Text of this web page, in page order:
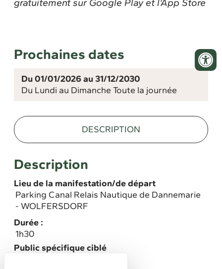
Prochaines dates
Du 01/01/2026 au 31/12/2030
Du Lundi au Dimanche Toute la journée
DESCRIPTION
Description
Lieu de la manifestation/de départ
Parking Canal Relais Nautique de Dannemarie
- WOLFERSDORF
Durée :
1h30
Public spécifique ciblé